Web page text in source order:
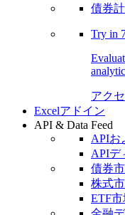
債券
Try in
アク
Excelアドイン
API & Data Feed
APIお
APIデ
債券
株式
ETF